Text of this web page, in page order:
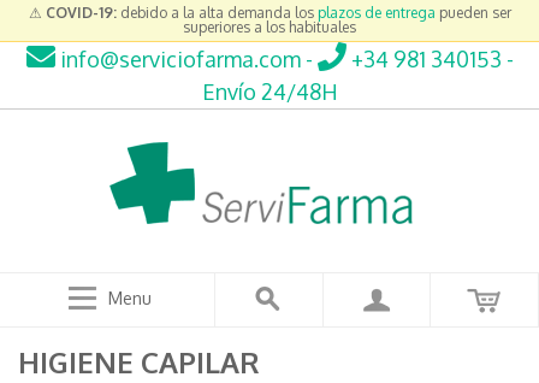
⚠ COVID-19:debido a la alta demanda los plazos de entrega pueden ser
superiores a los habituales
info@serviciofarma.com- +34 981 340153 -
Envío 24/48H
Menu
HIGIENE CAPILAR